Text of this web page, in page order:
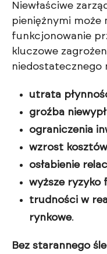
Niewłaściwe
pieniężnymi może
funkcjonowanie
kluczowe
niedostatecznego
utrata
groźba
ograniczenia
wzrost
osłabienie
wyższe ryzyko
trudności w
rynkowe.
Bez starannego